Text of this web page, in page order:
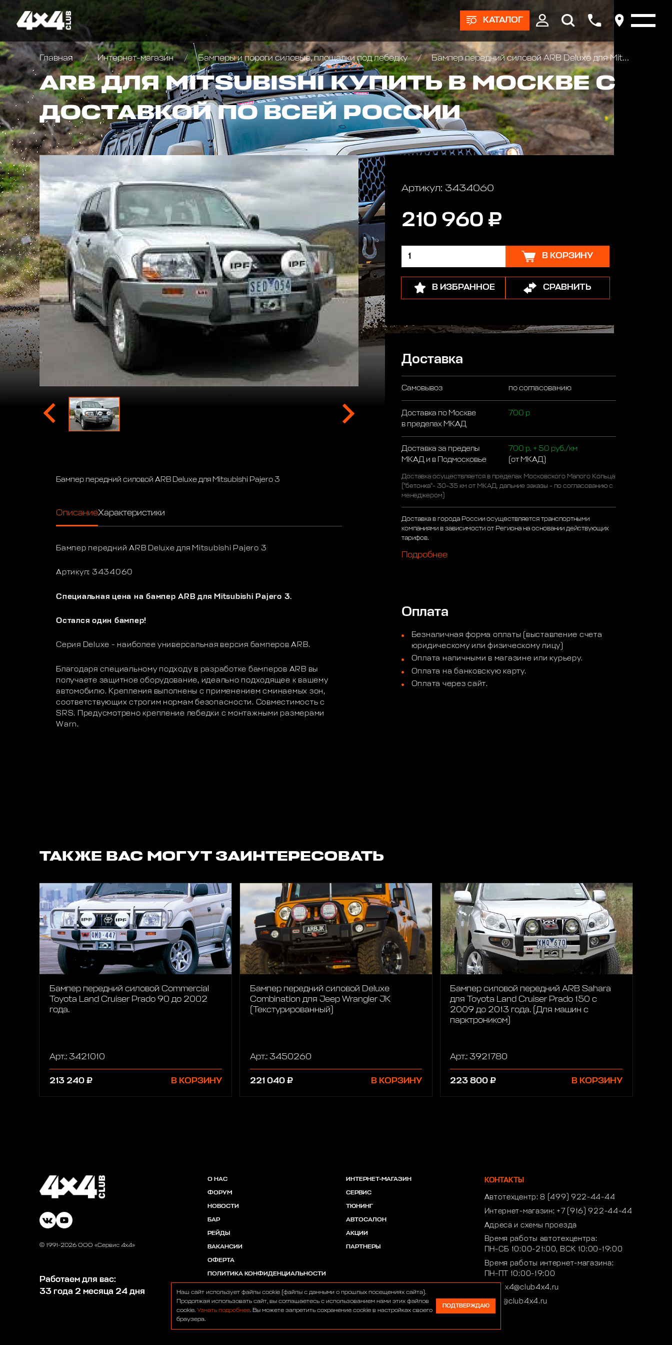
КАТАЛОГ
Главная Интернет-магазин Бамперы и пороги силовые, площадки под лебедку Бампер передний силовой ARB Deluxe для Mitsubishi Pajero 3
ARB ДЛЯ MITSUBISHI КУПИТЬ В МОСКВЕ С
ДОСТАВКОЙ ПО ВСЕЙ РОССИИ
Бампер передний силовой ARB Deluxe для Mitsubishi Pajero 3
ОписаниеХарактеристики
Бампер передний ARB Deluxe для Mitsubishi Pajero 3
Артикул: 3434060
Специальная цена на бампер ARB для Mitsubishi Pajero 3.
Остался один бампер!
Серия Deluxe - наиболее универсальная версия бамперов ARB.
Благодаря специальному подходу в разработке бамперов ARB вы
получаете защитное оборудование, идеально подходящее к вашему
автомобилю. Крепления выполнены с применением сминаемых зон,
соответствующих строгим нормам безопасности. Совместимость с
SRS. Предусмотрено крепление лебедки с монтажными размерами
Warn.
Артикул: 3434060
210 960 ₽
В КОРЗИНУ
В ИЗБРАННОЕ СРАВНИТЬ
Доставка
Самовывоз по согласованию
Доставка по Москве
в пределах МКАД
700 р
Доставка за пределы
МКАД и в Подмосковье
700 р. + 50 руб./км
(от МКАД)
Доставка осуществляется в пределах Московского Малого Кольца
("бетонка"- 30-35 км от МКАД, дальние заказы - по согласованию с
менеджером)
Доставка в города России осуществляется транспортными
компаниями в зависимости от Региона на основании действующих
тарифов.
Подробнее
Оплата
Безналичная форма оплаты (выставление счета
юридическому или физическому лицу)
Оплата наличными в магазине или курьеру.
Оплата на банковскую карту.
Оплата через сайт.
ТАКЖЕ ВАС МОГУТ ЗАИНТЕРЕСОВАТЬ
Бампер передний силовой Commercial
Toyota Land Cruiser Prado 90 до 2002
года.
Арт.: 3421010
213 240 ₽ В КОРЗИНУ
Бампер передний силовой Deluxe
Combination для Jeep Wrangler JK
(Текстурированный)
Арт.: 3450260
221 040 ₽ В КОРЗИНУ
Бампер силовой передний ARB Sahara
для Toyota Land Cruiser Prado 150 с
2009 до 2013 года. (Для машин с
парктроником)
Арт.: 3921780
223 800 ₽ В КОРЗИНУ
© 1991-2026 ООО «Сервис 4х4»
Работаем для вас:
33 года 2 месяца 24 дня
О НАС
ФОРУМ
НОВОСТИ
БАР
РЕЙДЫ
ВАКАНСИИ
ОФЕРТА
ПОЛИТИКА КОНФИДЕНЦИАЛЬНОСТИ
ИНТЕРНЕТ-МАГАЗИН
СЕРВИС
ТЮНИНГ
АВТОСАЛОН
АКЦИИ
ПАРТНЕРЫ
КОНТАКТЫ
Автотехцентр:8 (499) 922-44-44
Интернет-магазин: +7 (916) 922-44-44
Адреса и схемы проезда
Время работы автотехцентра:
ПН-СБ 10:00-21:00, ВСК 10:00-19:00
Время работы интернет-магазина:
ПН-ПТ 10:00-19:00
club4x4@club4x4.ru
shop@club4x4.ru
Наш сайт использует файлы cookie (файлы с данными о прошлых посещениях сайта).
Продолжая использовать сайт, вы соглашаетесь с использованием нами этих файлов
cookie. Узнать подробнее. Вы можете запретить сохранение cookie в настройках своего
браузера.
ПОДТВЕРЖДАЮ